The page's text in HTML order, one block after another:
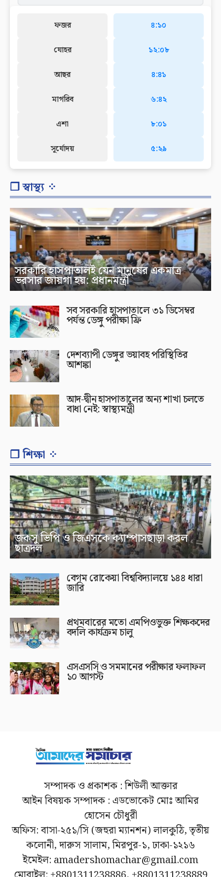
ফজর
যোহর
আছর
মাগরিব
এশা
সূর্যোদয়
৪:১০
১২:০৮
৪:৪১
৬:৪২
৮:০১
৫:২৯
❐ স্বাস্থ্য ⁘
সরকারি হাসপাতালই যেন মানুষের একমাত্র
ভরসার জায়গা হয়: প্রধানমন্ত্রী
সব সরকারি হাসপাতালে ৩১ ডিসেম্বর
পর্যন্ত ডেঙ্গু পরীক্ষা ফ্রি
দেশব্যাপী ডেঙ্গুর ভয়াবহ পরিস্থিতির
আশঙ্কা
আদ-দ্বীন হাসপাতালের অন্য শাখা চলতে
বাধা নেই: স্বাস্থ্যমন্ত্রী
❐ শিক্ষা ⁘
জকসু ভিপি ও জিএসকে ক্যাম্পাসছাড়া করল
ছাত্রদল
বেগম রোকেয়া বিশ্ববিদ্যালয়ে ১৪৪ ধারা
জারি
প্রথমবারের মতো এমপিওভুক্ত শিক্ষকদের
বদলি কার্যক্রম চালু
এসএসসি ও সমমানের পরীক্ষার ফলাফল
১০ আগস্ট
সম্পাদক ও প্রকাশক : শিউলী আক্তার
আইন বিষয়ক সম্পাদক : এডভোকেট মোঃ আমির
হোসেন চৌধুরী
অফিস: বাসা-২৫১/সি (জহুরা ম্যানশন) লালকুঠি, তৃতীয়
কলোনী, দারুস সালাম, মিরপুর-১, ঢাকা-১২১৬
ইমেইল: amadershomachar@gmail.com